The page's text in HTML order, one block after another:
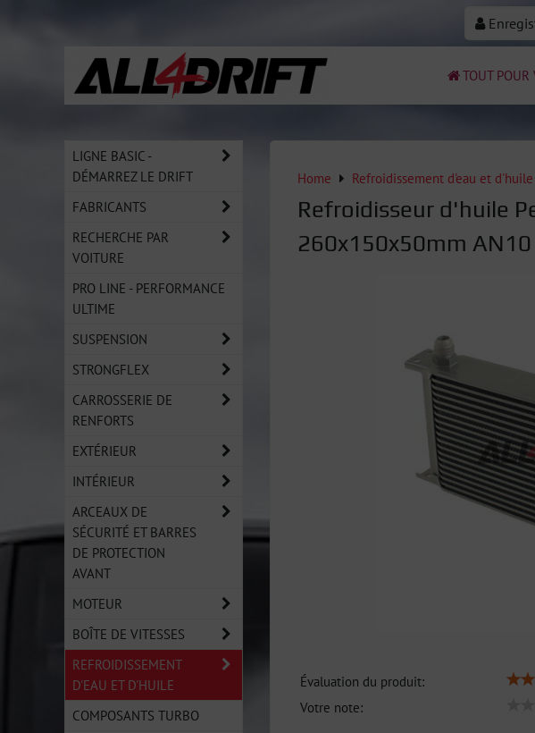
TOUT POUR
Home Refroidissement d'eau et d'huile
Refroidisseur d'huile
260x150x50mm
Évaluation du produit:
Votre note:
LIGNE BASIC -
DÉMARREZ LE DRIFT
FABRICANTS
RECHERCHE PAR
VOITURE
PRO LINE - PERFORMANCE
ULTIME
SUSPENSION
STRONGFLEX
CARROSSERIE DE
RENFORTS
EXTÉRIEUR
INTÉRIEUR
ARCEAUX DE
SÉCURITÉ ET BARRES
DE PROTECTION
AVANT
MOTEUR
BOÎTE DE VITESSES
REFROIDISSEMENT
D'EAU ET D'HUILE
COMPOSANTS TURBO